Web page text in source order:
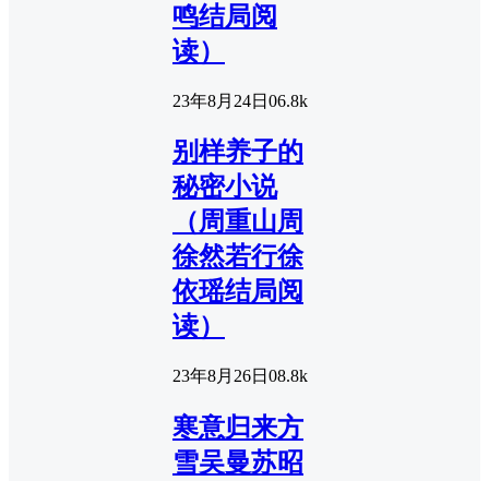
鸣结局阅
读）
23年8月24日 06.8k
别样养子的
秘密小说
（周重山周
徐然若行徐
依瑶结局阅
读）
23年8月26日 08.8k
寒意归来方
雪吴曼苏昭